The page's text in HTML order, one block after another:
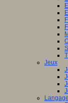
Jeux